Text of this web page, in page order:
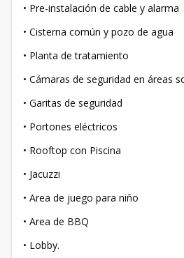
• Pre-instalación de cable y alarma
• Cisterna común y pozo de agua
• Planta de tratamiento
• Cámaras de seguridad en áreas
• Garitas de seguridad
• Portones eléctricos
• Rooftop con Piscina
• Jacuzzi
• Area de juego para niño
• Area de BBQ
• Lobby.